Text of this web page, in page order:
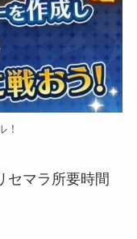
！
セマラ所要時間